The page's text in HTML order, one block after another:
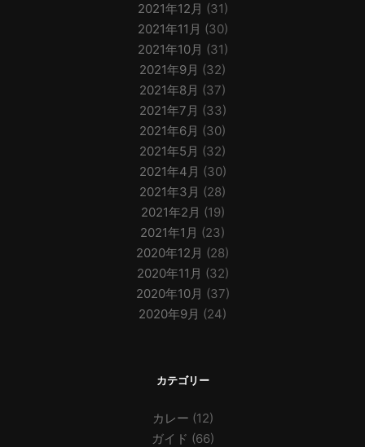
2021年12月 (31)
2021年11月 (30)
2021年10月 (31)
2021年9月 (32)
2021年8月 (37)
2021年7月 (33)
2021年6月 (30)
2021年5月 (32)
2021年4月 (30)
2021年3月 (28)
2021年2月 (19)
2021年1月 (23)
2020年12月 (28)
2020年11月 (32)
2020年10月 (37)
2020年9月 (24)
カテゴリー
カレー (12)
ガイド (66)